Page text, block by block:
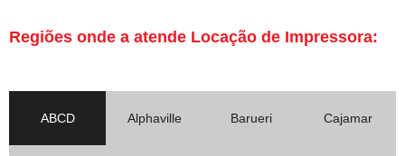
Regiões onde a atende Locação de Impressora:
ABCD Alphaville Barueri Cajamar